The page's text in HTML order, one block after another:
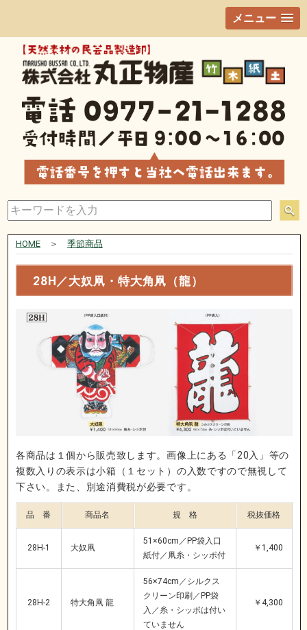
メニュー
HOME＞ 季節商品
28H／大奴凧・特大角凧（龍）
各商品は１個から販売致します。画像上にある「20入」等の
複数入りの表示は小箱（１セット）の入数ですので無視して
下さい。また、別途消費税が必要です。
品 番 商品名 規 格 税抜価格
28H-1 大奴凧
51×60cm／PP袋入口
紙付／凧糸・シッポ付
￥1,400
28H-2 特大角凧 龍
56×74cm／シルクス
クリーン印刷／PP袋
入／糸・シッポは付い
ていません
￥4,300